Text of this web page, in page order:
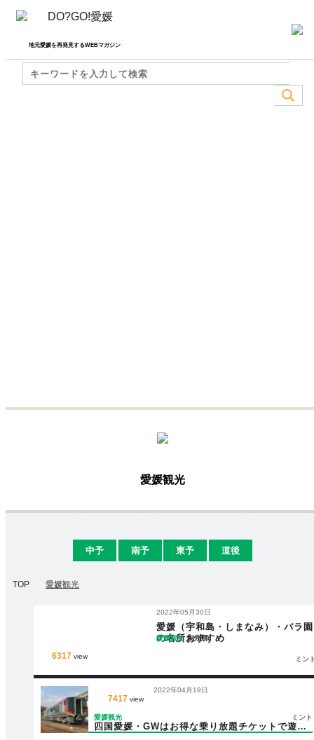
地元愛媛を再発見するWEBマガジン
愛媛観光
中予 南予 東予 道後
TOP 愛媛観光
6317 view
2022年05月30日
愛媛（宇和島・しまなみ）・バラ園
の名所おすすめ
愛媛観光 未分類
ミン
7417 view
2022年04月19日
四国愛媛・GWはお得な乗り放題チケットで遊び
愛媛観光 ミント